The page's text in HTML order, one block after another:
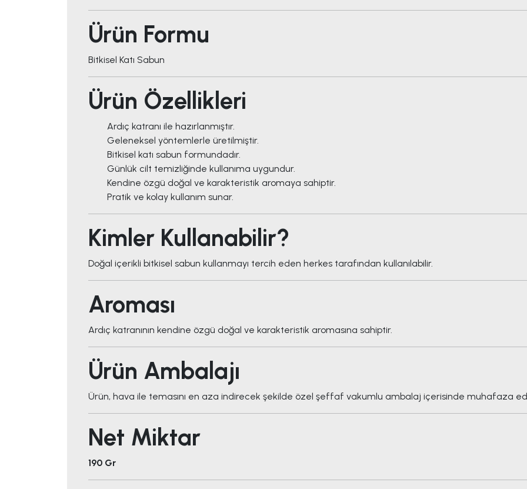
Ürün Formu
Bitkisel Katı Sabun
Ürün Özellikleri
Ardıç katranı ile hazırlanmıştır.
Geleneksel yöntemlerle üretilmiştir.
Bitkisel katı sabun formundadır.
Günlük cilt temizliğinde kullanıma uygundur.
Kendine özgü doğal ve karakteristik aromaya sahiptir.
Pratik ve kolay kullanım sunar.
Kimler Kullanabilir?
Doğal içerikli bitkisel sabun kullanmayı tercih eden herkes tarafından kullanılabilir.
Aroması
Ardıç katranının kendine özgü doğal ve karakteristik aromasına sahiptir.
Ürün Ambalajı
Ürün, hava ile temasını en aza indirecek şekilde özel şeffaf vakumlu ambalaj içerisinde muhafaza
Net Miktar
190 Gr